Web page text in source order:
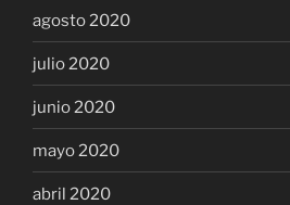
agosto 2020
julio 2020
junio 2020
mayo 2020
abril 2020